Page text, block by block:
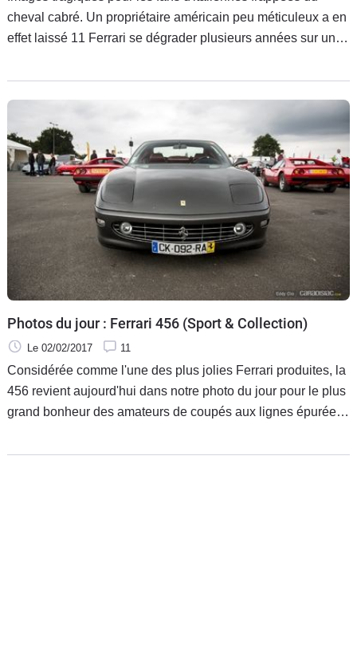
cheval cabré. Un propriétaire américain peu méticuleux a en
effet laissé 11 Ferrari se dégrader plusieurs années sur un
Testarossa, une 400i Straman et deux 348 font partie du lot.
Photos du jour : Ferrari 456 (Sport & Collection)
Le 02/02/2017 11
Considérée comme l'une des plus jolies Ferrari produites, la
456 revient aujourd'hui dans notre photo du jour pour le plus
grand bonheur des amateurs de coupés aux lignes épurées
popularité avec des tarifs qui ne descendent pas et restent